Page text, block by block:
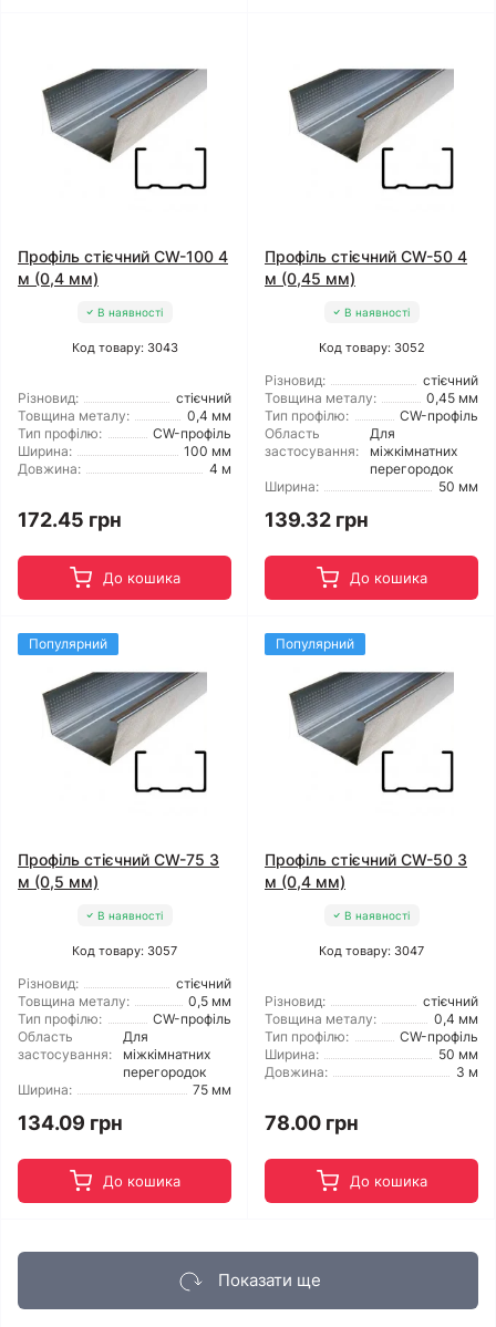
Профіль стієчний CW-100 4
м (0,4 мм)
В наявності
Код товару: 3043
Різновид:
стієчний
Товщина металу:
0,4 мм
Тип профілю:
CW-профіль
Ширина:
100 мм
Довжина:
4 м
172.45 грн
До кошика
Профіль стієчний CW-50 4
м (0,45 мм)
В наявності
Код товару: 3052
Різновид:
стієчний
Товщина металу:
0,45 мм
Тип профілю:
CW-профіль
Область
застосування:
Для
міжкімнатних
перегородок
Ширина:
50 мм
139.32 грн
До кошика
Популярний
Профіль стієчний CW-75 3
м (0,5 мм)
В наявності
Код товару: 3057
Різновид:
стієчний
Товщина металу:
0,5 мм
Тип профілю:
CW-профіль
Область
застосування:
Для
міжкімнатних
перегородок
Ширина:
75 мм
134.09 грн
До кошика
Популярний
Профіль стієчний CW-50 3
м (0,4 мм)
В наявності
Код товару: 3047
Різновид:
стієчний
Товщина металу:
0,4 мм
Тип профілю:
CW-профіль
Ширина:
50 мм
Довжина:
3 м
78.00 грн
До кошика
Показати ще